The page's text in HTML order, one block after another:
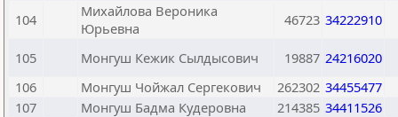
104
Михайлова Вероника
Юрьевна
46723 34222910
105 Монгуш Кежик Сылдысович 19887 24216020
106
Монгуш Чойжал Сергекович 262302 34455477
107
Монгуш Бадма Кудеровна 214385 34411526